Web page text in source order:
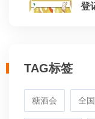
登
TAG标签
糖酒会 全